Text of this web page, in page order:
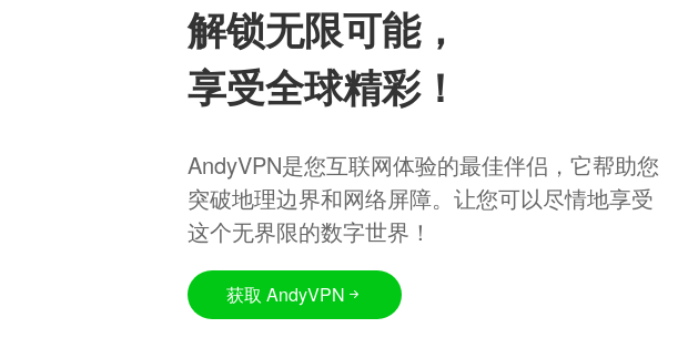
解锁无限可能，
享受全球精彩！
AndyVPN是您互联网体验的最佳伴侣，它帮助您
突破地理边界和网络屏障。让您可以尽情地享受
这个无界限的数字世界！
获取 AndyVPN